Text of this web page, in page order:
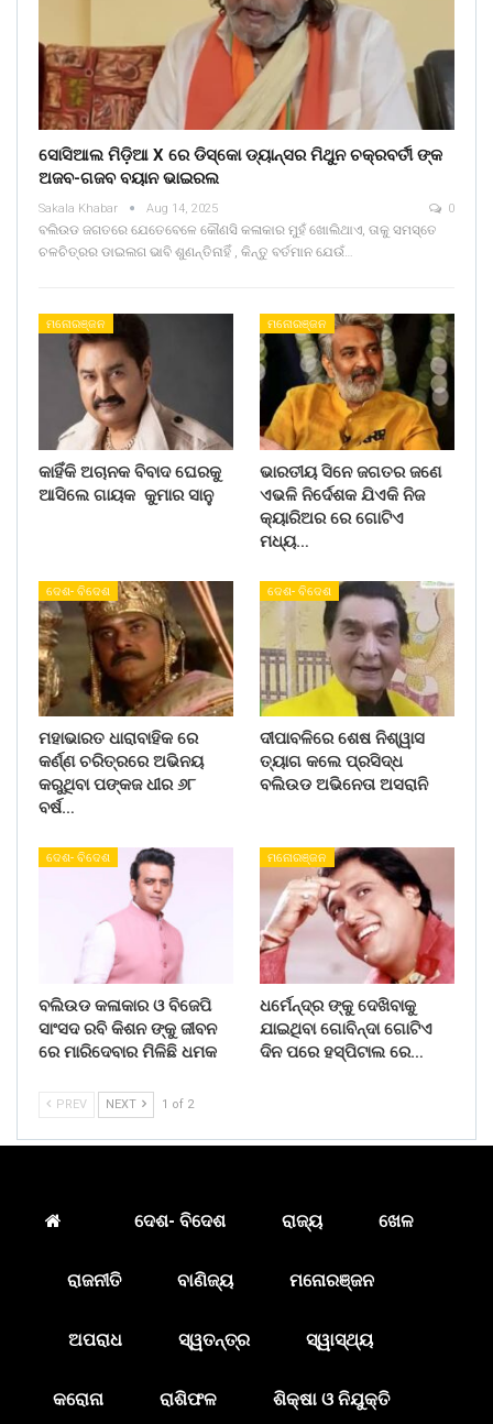
ସୋସିଆଲ ମିଡ଼ିଆ X ରେ ଡିସ୍କୋ ଡ୍ୟାନ୍ସର ମିଥୁନ ଚକ୍ରବର୍ତୀ ଙ୍କ
ଅଜବ-ଗଜବ ବୟାନ ଭାଇରଲ
Sakala Khabar Aug 14, 2025 0
ବଲିଉଡ ଜଗତରେ ଯେତେବେଳେ କୌଣସି କଳାକାର ମୁହଁ ଖୋଲିଥାଏ, ତାକୁ ସମସ୍ତେ
ଚଳଚିତ୍ରର ଡାଇଲଗ ଭାବି ଶୁଣନ୍ତିନାହିଁ , କିନ୍ତୁ ବର୍ତମାନ ଯେଉଁ…
ମନୋରଞ୍ଜନ
କାହିଁକି ଅଚାନକ ବିବାଦ ଘେରକୁ
ଆସିଲେ ଗାୟକ କୁମାର ସାନୁ
ମନୋରଞ୍ଜନ
ଭାରତୀୟ ସିନେ ଜଗତର ଜଣେ
ଏଭଳି ନିର୍ଦେଶକ ଯିଏକି ନିଜ
କ୍ୟାରିଅର ରେ ଗୋଟିଏ
ମଧ୍ୟ…
ଦେଶ- ବିଦେଶ
ମହାଭାରତ ଧାରାବାହିକ ରେ
କର୍ଣ୍ଣ ଚରିତ୍ରରେ ଅଭିନୟ
କରୁଥିବା ପଙ୍କଜ ଧୀର ୬୮
ବର୍ଷ…
ଦେଶ- ବିଦେଶ
ଦୀପାବଳିରେ ଶେଷ ନିଶ୍ୱାସ
ତ୍ୟାଗ କଲେ ପ୍ରସିଦ୍ଧ
ବଲିଉଡ ଅଭିନେତା ଅସରାନି
ଦେଶ- ବିଦେଶ
ବଲିଉଡ କଳାକାର ଓ ବିଜେପି
ସାଂସଦ ରବି କିଶନ ଙ୍କୁ ଜୀବନ
ରେ ମାରିଦେବାର ମିଳିଛି ଧମକ
ମନୋରଞ୍ଜନ
ଧର୍ମେନ୍ଦ୍ର ଙ୍କୁ ଦେଖିବାକୁ
ଯାଇଥିବା ଗୋବିନ୍ଦା ଗୋଟିଏ
ଦିନ ପରେ ହସ୍ପିଟାଲ ରେ…
PREV NEXT 1 of 2
ଦେଶ- ବିଦେଶ ରାଜ୍ୟ ଖେଳ
ରାଜନୀତି ବାଣିଜ୍ୟ ମନୋରଞ୍ଜନ
ଅପରାଧ ସ୍ୱତନ୍ତ୍ର ସ୍ୱାସ୍ଥ୍ୟ
କରୋନା ରାଶିଫଳ ଶିକ୍ଷା ଓ ନିଯୁକ୍ତି